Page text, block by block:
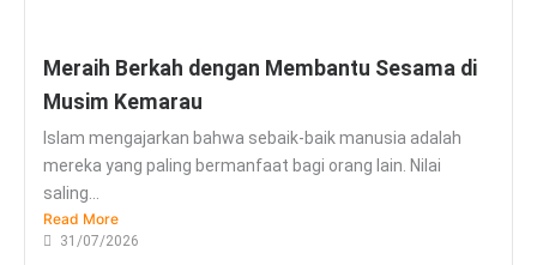
Meraih Berkah dengan Membantu Sesama di
Musim Kemarau
Islam mengajarkan bahwa sebaik-baik manusia adalah
mereka yang paling bermanfaat bagi orang lain. Nilai
saling...
Read More
31/07/2026